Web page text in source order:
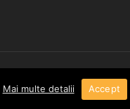
Mai multe detalii Accept